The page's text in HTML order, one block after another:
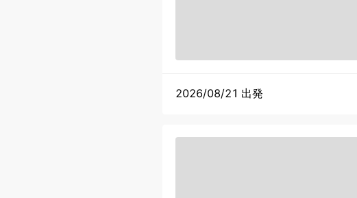
2026/08/21 出発